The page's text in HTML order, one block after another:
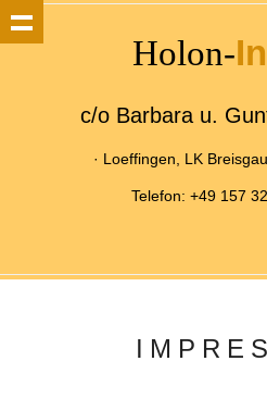
Holon-
c/o Barbara u.
· Loeffingen, LK
Telefon: +49 157